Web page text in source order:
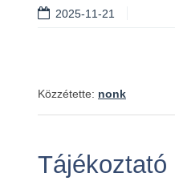
2025-11-21
Közzétette: nonk
Tájékoztató